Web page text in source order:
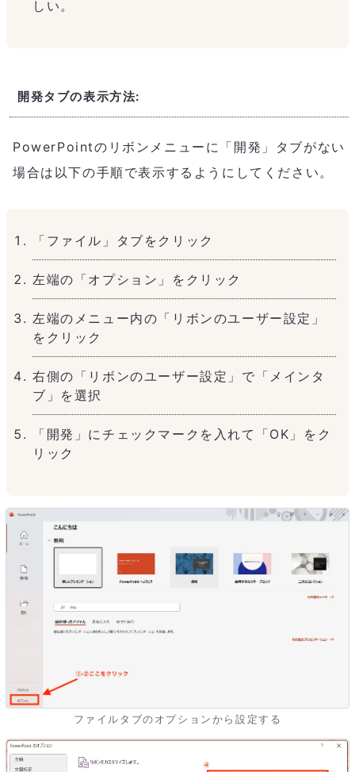
しい。
開発タブの表示方法:
PowerPointのリボンメニューに「開発」タブがない
場合は以下の手順で表示するようにしてください。
「ファイル」タブをクリック
左端の「オプション」をクリック
左端のメニュー内の「リボンのユーザー設定」
をクリック
右側の「リボンのユーザー設定」で「メインタ
ブ」を選択
「開発」にチェックマークを入れて「OK」をク
リック
ファイルタブのオプションから設定する